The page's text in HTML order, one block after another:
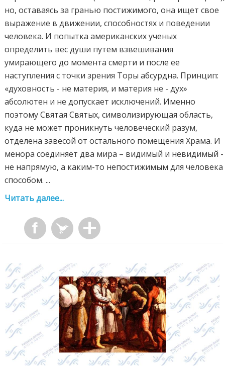
но, оставаясь за гранью постижимого, она ищет свое
выражение в движении, способностях и поведении
человека. И попытка американских ученых
определить вес души путем взвешивания
умирающего до момента смерти и после ее
наступления с точки зрения Торы абсурдна. Принцип:
«духовность - не материя, и материя не - дух»
абсолютен и не допускает исключений. Именно
поэтому Святая Святых, символизирующая область,
куда не может проникнуть человеческий разум,
отделена завесой от остального помещения Храма. И
менора соединяет два мира – видимый и невидимый -
не напрямую, а каким-то непостижимым для человека
способом. ...
Читать далее...